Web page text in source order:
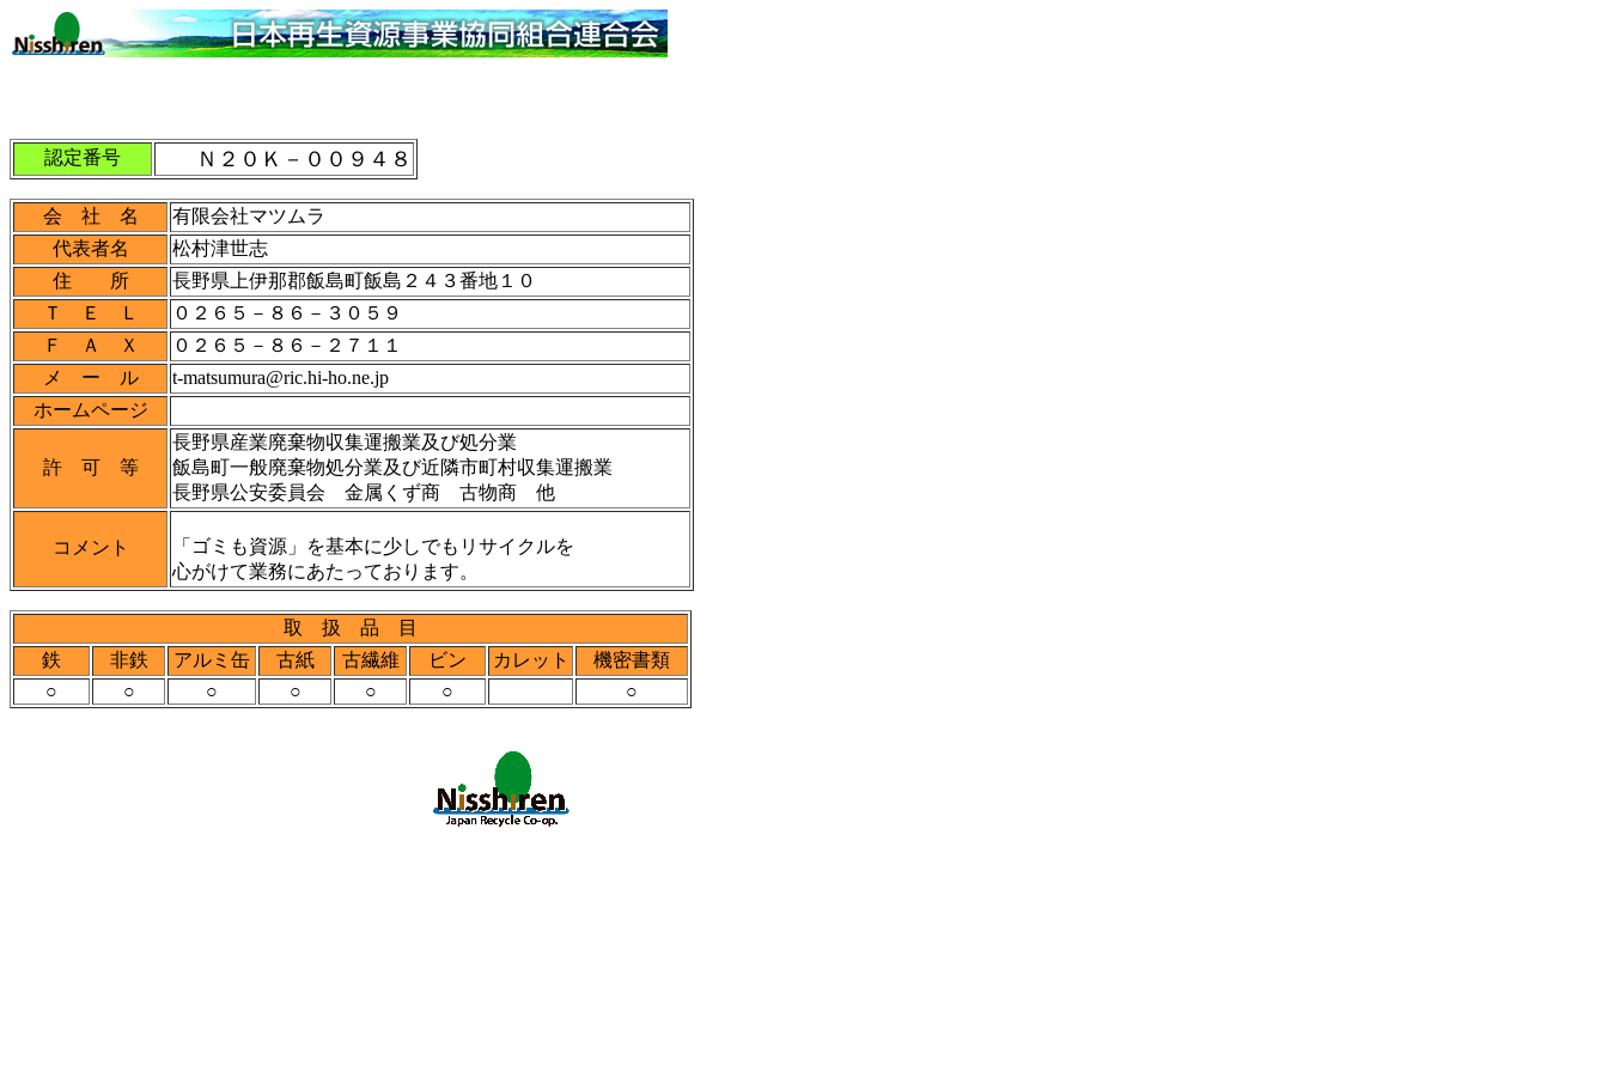
認定番号 Ｎ２０Ｋ－００９４８
会 社 名
有限会社マツムラ
代表者名
松村津世志
住 所
長野県上伊那郡飯島町飯島２４３番地１０
Ｔ Ｅ Ｌ
０２６５－８６－３０５９
Ｆ Ａ Ｘ
０２６５－８６－２７１１
メ ー ル
t-matsumura@ric.hi-ho.ne.jp
ホームページ
許 可 等
長野県産業廃棄物収集運搬業及び処分業
飯島町一般廃棄物処分業及び近隣市町村収集運搬業
長野県公安委員会 金属くず商 古物商 他
コメント
「ゴミも資源」を基本に少しでもリサイクルを
心がけて業務にあたっております。
取 扱 品 目
鉄
非鉄 アルミ缶 古紙 古繊維 ビン カレット
機密書類
○
○ ○ ○ ○ ○ ○